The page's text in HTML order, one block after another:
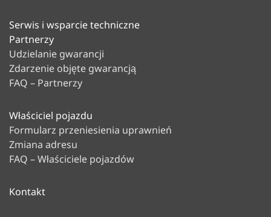
Serwis i wsparcie techniczne
Partnerzy
Udzielanie gwarancji
Zdarzenie objęte gwarancją
FAQ – Partnerzy
Właściciel pojazdu
Formularz przeniesienia uprawnień
Zmiana adresu
FAQ – Właściciele pojazdów
Kontakt